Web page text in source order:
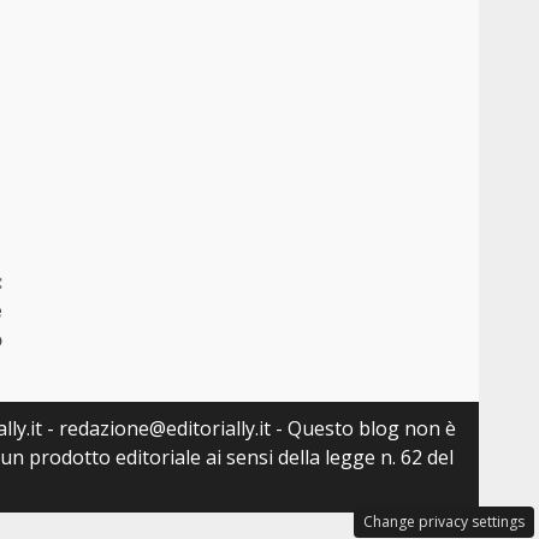
- redazione@editorially.it - Questo blog non è
prodotto editoriale ai sensi della legge n. 62 del
Change privacy settings